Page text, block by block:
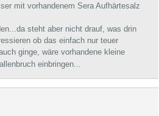
mit vorhandenem Sera Aufhärtesalz
steht aber nicht drauf, was drin
ob das einfach nur teuer
ginge, wäre vorhandene kleine
einbringen...